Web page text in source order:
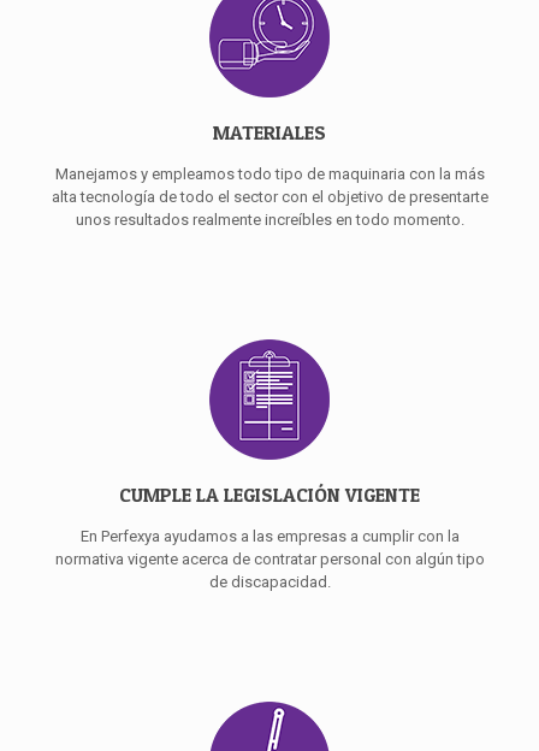
MATERIALES
Manejamos y empleamos todo tipo de maquinaria con la más
alta tecnología de todo el sector con el objetivo de presentarte
unos resultados realmente increíbles en todo momento.
CUMPLE LA LEGISLACIÓN VIGENTE
En Perfexya ayudamos a las empresas a cumplir con la
normativa vigente acerca de contratar personal con algún tipo
de discapacidad.